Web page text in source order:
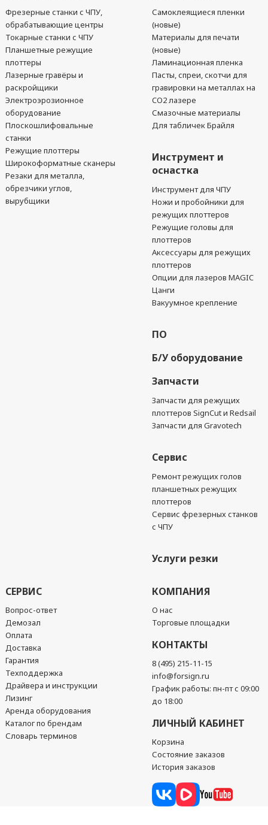
Фрезерные станки с ЧПУ,
обрабатывающие центры
Токарные станки с ЧПУ
Планшетные режущие
плоттеры
Лазерные гравёры и
раскройщики
Электроэрозионное
оборудование
Плоскошлифовальные
станки
Режущие плоттеры
Широкоформатные сканеры
Резаки для металла,
обрезчики углов,
вырубщики
Самоклеящиеся пленки
(новые)
Материалы для печати
(новые)
Ламинационная пленка
Пасты, спреи, скотчи для
гравировки на металлах на
CO2 лазере
Смазочные материалы
Для табличек Брайля
Инструмент и
оснастка
Инструмент для ЧПУ
Ножи и пробойники для
режущих плоттеров
Режущие головы для
плоттеров
Аксессуары для режущих
плоттеров
Опции для лазеров MAGIC
Цанги
Вакуумное крепление
ПО
Б/У оборудование
Запчасти
Запчасти для режущих
плоттеров SignCut и Redsail
Запчасти для Gravotech
Сервис
Ремонт режущих голов
планшетных режущих
плоттеров
Сервис фрезерных станков
с ЧПУ
Услуги резки
СЕРВИС
Вопрос-ответ
Демозал
Оплата
Доставка
Гарантия
Техподдержка
Драйвера и инструкции
Лизинг
Аренда оборудования
Каталог по брендам
Словарь терминов
КОМПАНИЯ
О нас
Торговые площадки
КОНТАКТЫ
8 (495) 215-11-15
info@forsign.ru
График работы: пн-пт с 09:00
до 18:00
ЛИЧНЫЙ КАБИНЕТ
Корзина
Состояние заказов
История заказов